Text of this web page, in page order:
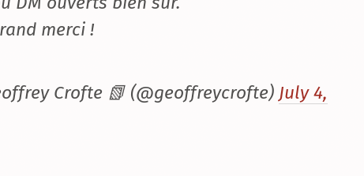
merci !
Crofte 📗 (@geoffreycrofte) July 4,